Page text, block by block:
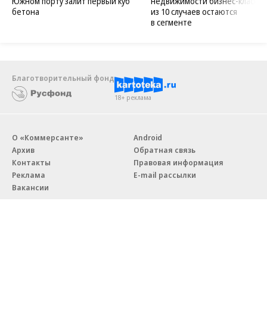
бетона
из 10 случаев остаются
в сегменте
Благотворительный фонд
18+ реклама
О «Коммерсанте»
Архив
Контакты
Реклама
Вакансии
Android
Обратная связь
Правовая информация
E-mail рассылки